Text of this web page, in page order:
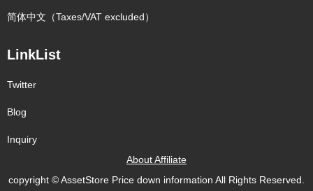
简体中文（Taxes/VAT excluded）
LinkList
Twitter
Blog
Inquiry
About Affiliate
copyright © AssetStore Price down information All Rights Reserved.